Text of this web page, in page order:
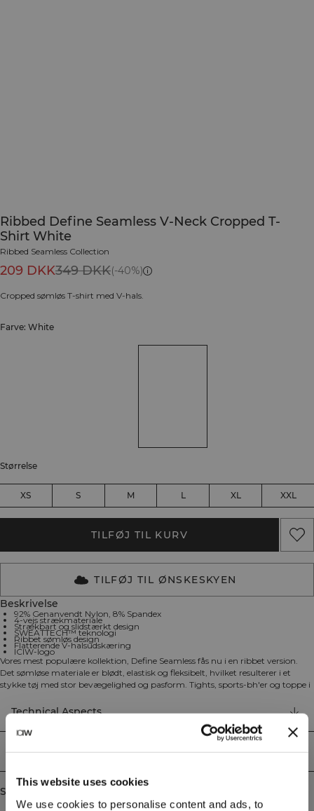
This website uses cookies
We use cookies to personalise content and ads, to
Ribbed Define Seamless V-Neck Cropped T-
Shirt White
Ribbed Seamless Collection
209 DKK349 DKK(-40%)
Cropped sømløs T-shirt med V-hals.
Farve: White
Størrelse
XS S M L XL XXL
TILFØJ TIL KURV
TILFØJ TIL ØNSKESKYEN
Beskrivelse
92% Genanvendt Nylon, 8% Spandex
4-vejs strækmateriale
Strækbart og slidstærkt design
SWEATTECH™ teknologi
Ribbet sømløs design
Flatterende V-halsudskæring
ICIW-logo
Vores mest populære kollektion, Define Seamless fås nu i en ribbet version.
Det sømløse materiale er blødt, elastisk og fleksibelt, hvilket resulterer i et
stykke tøj med stor bevægelighed og pasform. Tights, sports-bh'er og toppe i
til mange forskellige typer træning. 4-vejs strækmateriale med den nyeste
sømløse teknologi øger bevægelsesfriheden under din træning. Materialet er
strækbart og slidstærkt med ICIW-logo og har SWEATTECH™ teknologi. Den
flatterende V-formede halsudskæring fremhæver din silhuet, samtidig med at
den opretholder komfort under træning. 92% Genanvendt Nylon, 8% Elastan.
Technical Aspects
Levering og returnering
Similar products